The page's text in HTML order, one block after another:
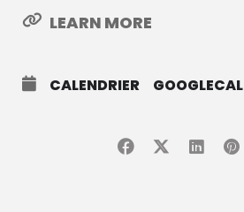
LEARN MORE
CALENDRIER GOOGLECAL